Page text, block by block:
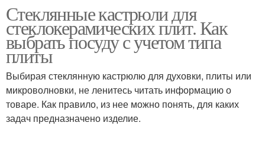
Стеклянные кастрюли для
стеклокерамических плит. Как
выбрать посуду с учетом типа
плиты
Выбирая стеклянную кастрюлю для духовки, плиты или
микроволновки, не ленитесь читать информацию о
товаре. Как правило, из нее можно понять, для каких
задач предназначено изделие.